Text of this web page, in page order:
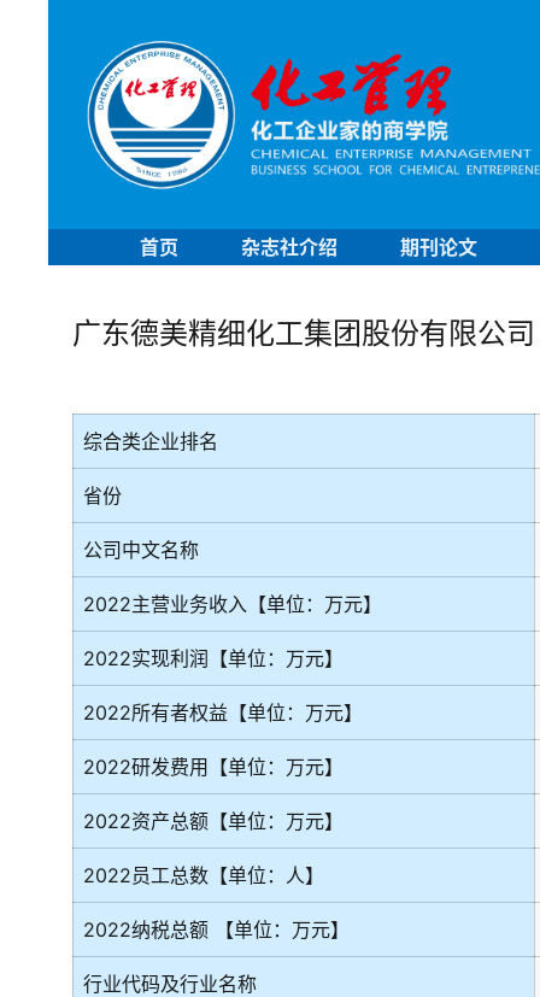
首页 杂志社介绍 期刊论文
广东德美精细化工集团股份有限公司
综合类企业排名
省份
公司中文名称
2022主营业务收入【单位：万元】
2022实现利润【单位：万元】
2022所有者权益【单位：万元】
2022研发费用【单位：万元】
2022资产总额【单位：万元】
2022员工总数【单位：人】
2022纳税总额 【单位：万元】
行业代码及行业名称